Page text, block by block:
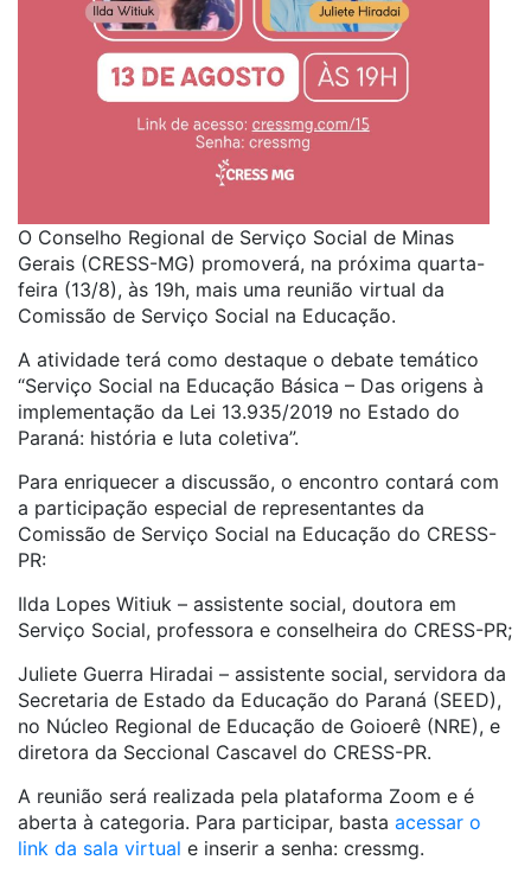
O Conselho Regional de Serviço Social de Minas
Gerais (CRESS-MG) promoverá, na próxima quarta-
feira (13/8), às 19h, mais uma reunião virtual da
Comissão de Serviço Social na Educação.
A atividade terá como destaque o debate temático
“Serviço Social na Educação Básica – Das origens à
implementação da Lei 13.935/2019 no Estado do
Paraná: história e luta coletiva”.
Para enriquecer a discussão, o encontro contará com
a participação especial de representantes da
Comissão de Serviço Social na Educação do CRESS-
PR:
Ilda Lopes Witiuk – assistente social, doutora em
Serviço Social, professora e conselheira do CRESS-PR;
Juliete Guerra Hiradai – assistente social, servidora da
Secretaria de Estado da Educação do Paraná (SEED),
no Núcleo Regional de Educação de Goioerê (NRE), e
diretora da Seccional Cascavel do CRESS-PR.
A reunião será realizada pela plataforma Zoom e é
aberta à categoria. Para participar, basta acessar o
link da sala virtual e inserir a senha: cressmg.